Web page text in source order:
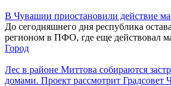
В Чувашии приостановили действие
До сегодняшнего дня республика
регионом в ПФО, где еще действовал
Город
Лес в районе Миттова собираются
домами. Проект рассмотрит Градсовет